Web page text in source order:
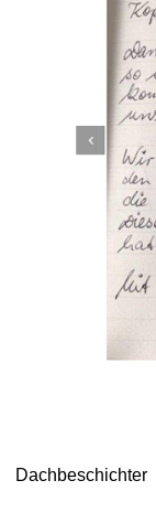
Dachbeschichter